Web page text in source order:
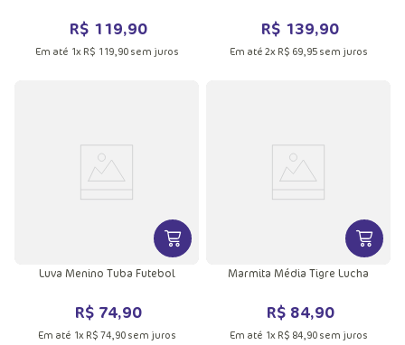
R$ 119,90
Em até 1x R$ 119, 90sem juros
R$ 139,90
Em até 2x R$ 69, 95sem juros
VER MAIS INFORMAÇÕES DO
Luva Menino Tuba Futebol
R$ 74,90
Em até 1x R$ 74, 90sem juros
VER
Marmita Média Tigre Lucha
R$ 84,90
Em até 1x R$ 84, 90sem juros